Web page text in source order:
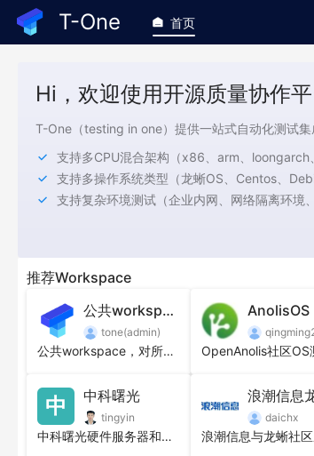
T-One 首页
Hi，欢迎使用开源质量协作
T-One（testing in one）提供一站式自动化测试集
支持多CPU混合架构（x86、arm、loongarch
支持多操作系统类型（龙蜥OS、Centos、
支持复杂环境测试（企业内网、网络隔离环境
T-One特色
可定制质量协作能力
多企业、多团队之间的质量协作
独立部署、分布式业务模型
基于定制工作台的数据隔离、共享能力
推荐Workspace
公共workspace
tone(admin)
公共workspace，对所有人开放
AnolisOS
中 中科曙光
tingyin
中科曙光硬件服务器和操作系统测试
daichx